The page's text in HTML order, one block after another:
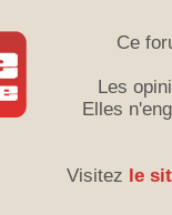
Ce
Les
Elles
Visitez le